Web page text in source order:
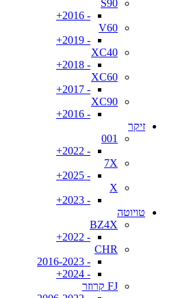
S90
- 2016+
V60
- 2019+
XC40
- 2018+
XC60
- 2017+
XC90
- 2016+
זיקר
001
- 2022+
7X
- 2025+
X
- 2023+
טויוטה
BZ4X
- 2022+
CHR
- 2016-2023
- 2024+
FJ קרוזר